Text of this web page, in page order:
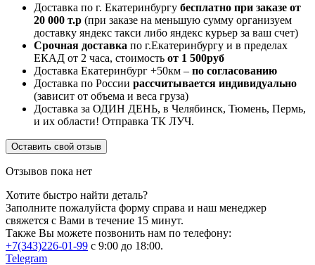
Доставка по г. Екатеринбургу бесплатно при заказе от
20 000 т.р (при заказе на меньшую сумму организуем
доставку яндекс такси либо яндекс курьер за ваш счет)
Срочная доставка по г.Екатеринбургу и в пределах
ЕКАД от 2 часа, стоимость от 1 500руб
Доставка Екатеринбург +50км – по согласованию
Доставка по России рассчитывается индивидуально
(зависит от объема и веса груза)
Доставка за ОДИН ДЕНЬ, в Челябинск, Тюмень, Пермь,
и их области! Отправка ТК ЛУЧ.
Оставить свой отзыв
Отзывов пока нет
Хотите быстро найти деталь?
Заполните пожалуйста форму справа и наш менеджер
свяжется с Вами в течение 15 минут.
Также Вы можете позвонить нам по телефону:
+7(343)226-01-99 с 9:00 до 18:00.
Telegram